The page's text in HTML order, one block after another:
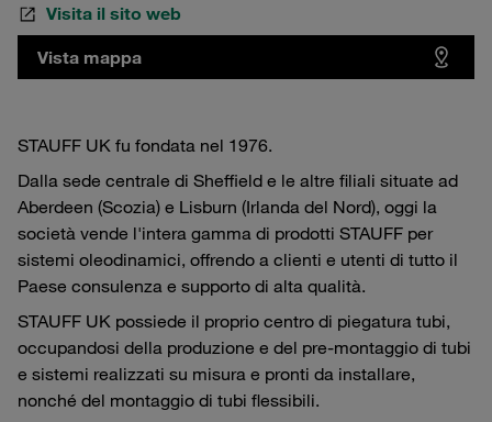
Visita il sito web
Vista mappa
STAUFF UK fu fondata nel 1976.
Dalla sede centrale di Sheffield e le altre filiali situate ad
Aberdeen (Scozia) e Lisburn (Irlanda del Nord), oggi la
società vende l'intera gamma di prodotti STAUFF per
sistemi oleodinamici, offrendo a clienti e utenti di tutto il
Paese consulenza e supporto di alta qualità.
STAUFF UK possiede il proprio centro di piegatura tubi,
occupandosi della produzione e del pre-montaggio di tubi
e sistemi realizzati su misura e pronti da installare,
nonché del montaggio di tubi flessibili.